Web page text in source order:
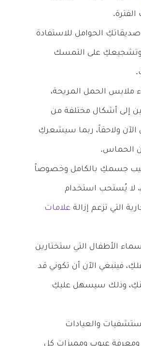
صديقاتكِ الحوامل للاستفادة
وتشجيعكِ على التمسك
ملابس الحمل المريحة،
إلى أشكال مختلفة من
ولاحقاً، ربما سيشعركِ
الحماس.
جسمكِ بالكامل وخصوصاً
لا يُستحب استخدام
التي تزعم إزالة علامات
الأطفال التي ستختارين
فينبغي الآن أن تكوني قد
وذلك سيسهل عليكِ
والعيادات
ومعرفة عيوب ومميزات كل